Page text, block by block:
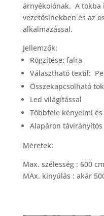
árnyékolónak. A tokba
vezetősínekben és az
alkalmazással.
Jellemzők:
Rögzítése: falra
Választható textil:
Összekapcsolható
Led világítással
Többféle kényelmi
Alapáron
Méretek:
Max. szélesség : 600 cm
MAx. kinyúlás : akár